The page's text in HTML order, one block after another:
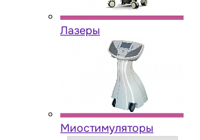
Лазеры
Миостимуляторы